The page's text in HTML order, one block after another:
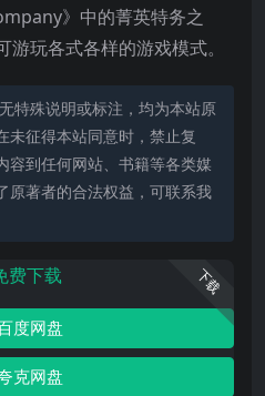
》中的菁英特务之
玩各式各样的游戏模式。
特殊说明或标注，均为本站原
未征得本站同意时，禁止复
容到任何网站、书籍等各类媒
原著者的合法权益，可联系我
下载
费下载
度网盘
克网盘